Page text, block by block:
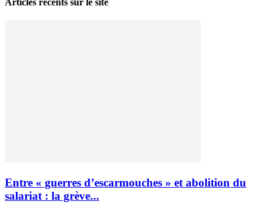
Articles récents sur le site
Entre « guerres d’escarmouches » et abolition du
salariat : la grève...